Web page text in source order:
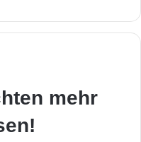
mehr